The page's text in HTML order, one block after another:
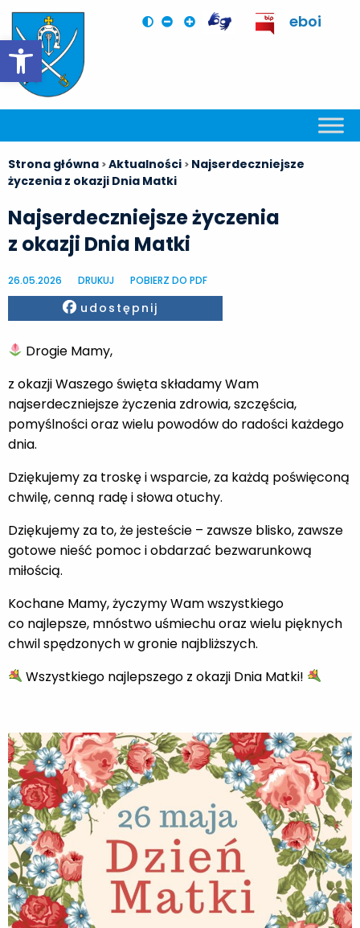
Otwórz pasek narzędzi
eboi
Strona główna >Aktualności > Najserdeczniejsze
życzenia z okazji Dnia Matki
Najserdeczniejsze życzenia
z okazji Dnia Matki
26.05.2026 DRUKUJ POBIERZ DO PDF
Facebook
udostępnij
Drogie Mamy,
z okazji Waszego święta składamy Wam
najserdeczniejsze życzenia zdrowia, szczęścia,
pomyślności oraz wielu powodów do radości każdego
dnia.
Dziękujemy za troskę i wsparcie, za każdą poświęconą
chwilę, cenną radę i słowa otuchy.
Dziękujemy za to, że jesteście – zawsze blisko, zawsze
gotowe nieść pomoc i obdarzać bezwarunkową
miłością.
Kochane Mamy, życzymy Wam wszystkiego
co najlepsze, mnóstwo uśmiechu oraz wielu pięknych
chwil spędzonych w gronie najbliższych.
Wszystkiego najlepszego z okazji Dnia Matki!